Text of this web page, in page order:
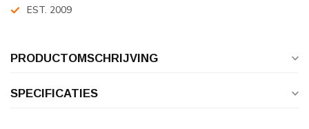
EST. 2009
PRODUCTOMSCHRIJVING
SPECIFICATIES